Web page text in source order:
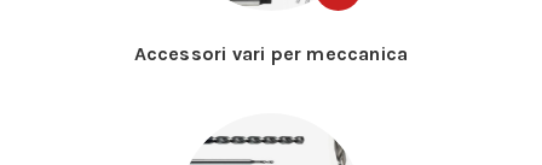
Accessori vari per meccanica